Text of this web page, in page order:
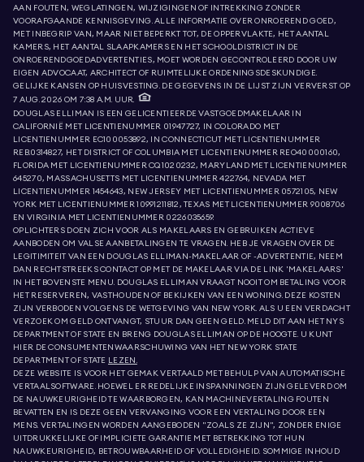
AAN FOUTEN, WEGLATINGEN, WIJZIGINGEN OF INTREKKING ZONDER
VOORAFGAANDE KENNISGEVING. ALLE INFORMATIE OVER ONROEREND GOED,
MET INBEGRIP VAN, MAAR NIET BEPERKT TOT, DE OPPERVLAKTE, HET AANTAL
KAMERS, HET AANTAL SLAAPKAMERS EN HET SCHOOLDISTRICT IN DE
ONROERENDGOEDADVERTENTIES, MOET WORDEN GECONTROLEERD DOOR UW
EIGEN ADVOCAAT, ARCHITECT OF RUIMTELIJKE ORDENINGSDESKUNDIGE.
GELIJKE KANSEN OP HUISVESTING. DE GEGEVENS IN DE LIJST ZIJN VERVERST OP
7 AUG. 2026 OM 7:38 A.M. UUR.
DOUGLAS ELLIMAN IS EEN GELICENTIEERDE VASTGOEDMAKELAAR IN
CALIFORNIË MET LICENTIENUMMER 01947727, IN COLORADO MET
LICENTIENUMMER EC100053892, IN CONNECTICUT MET LICENTIENUMMER
REB.0314827, HET DISTRICT OF COLUMBIA MET LICENTIENUMMER REO40000160,
FLORIDA MET LICENTIENUMMER CQ1020232, MARYLAND MET LICENTIENUMMER
645270, MASSACHUSETTS MET LICENTIENUMMER 422764, NEVADA MET
LICENTIENUMMER 1454643, NEW JERSEY MET LICENTIENUMMER 0572105, NEW
YORK MET LICENTIENUMMER 10991211812, TEXAS MET LICENTIENUMMER 9008706
EN VIRGINIA MET LICENTIENUMMER 0226035659.
OPLICHTERS DOEN ZICH VOOR ALS MAKELAARS EN GEBRUIKEN ACTIEVE
AANBODEN OM VALSE AANBETALINGEN TE VRAGEN. HEB JE VRAGEN OVER DE
LEGITIMITEIT VAN EEN DOUGLAS ELLIMAN-MAKELAAR OF -ADVERTENTIE, NEEM
DAN RECHTSTREEKS CONTACT OP MET DE MAKELAAR VIA DE LINK 'MAKELAARS'
IN HET BOVENSTE MENU. DOUGLAS ELLIMAN VRAAGT NOOIT OM BETALING VOOR
HET RESERVEREN, VASTHOUDEN OF BEKIJKEN VAN EEN WONING. DEZE KOSTEN
ZIJN VERBODEN VOLGENS DE WETGEVING VAN NEW YORK. ALS U EEN VERDACHT
VERZOEK OM GELD ONTVANGT, STUUR DAN GEEN GELD. MELD DIT AAN HET NYS
DEPARTMENT OF STATE EN BRENG DOUGLAS ELLIMAN OP DE HOOGTE. U KUNT
HIER DE CONSUMENTENWAARSCHUWING VAN HET NEW YORK STATE
DEPARTMENT OF STATE LEZEN.
DEZE WEBSITE IS VOOR HET GEMAK VERTAALD MET BEHULP VAN AUTOMATISCHE
VERTAALSOFTWARE. HOEWEL ER REDELIJKE INSPANNINGEN ZIJN GELEVERD OM
DE NAUWKEURIGHEID TE WAARBORGEN, KAN MACHINEVERTALING FOUTEN
BEVATTEN EN IS DEZE GEEN VERVANGING VOOR EEN VERTALING DOOR EEN
MENS. VERTALINGEN WORDEN AANGEBODEN "ZOALS ZE ZIJN", ZONDER ENIGE
UITDRUKKELIJKE OF IMPLICIETE GARANTIE MET BETREKKING TOT HUN
NAUWKEURIGHEID, BETROUWBAARHEID OF VOLLEDIGHEID. SOMMIGE INHOUD